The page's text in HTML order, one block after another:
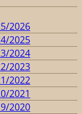
2026
2025
2024
2023
2022
2021
2020